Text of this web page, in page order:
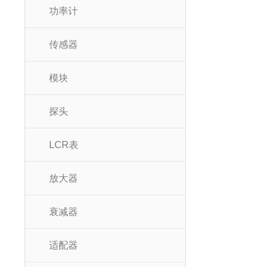
功率计
传感器
模块
探头
LCR表
放大器
衰减器
适配器